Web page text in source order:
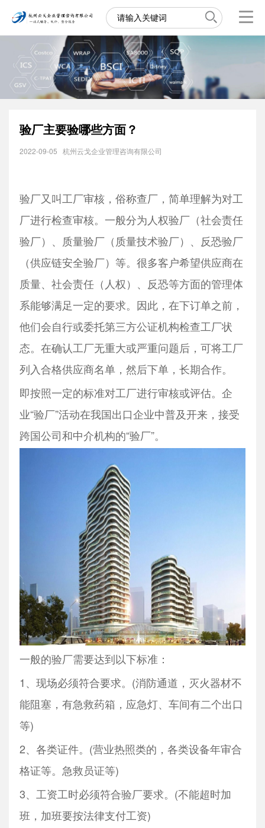
验厂主要验哪些方面？
2022-09-05 杭州云戈企业管理咨询有限公司
验厂又叫工厂审核，俗称查厂，简单理解为对工
厂进行检查审核。一般分为人权验厂（社会责任
验厂）、质量验厂（质量技术验厂）、反恐验厂
（供应链安全验厂）等。很多客户希望供应商在
质量、社会责任（人权）、反恐等方面的管理体
系能够满足一定的要求。因此，在下订单之前，
他们会自行或委托第三方公证机构检查工厂状
态。在确认工厂无重大或严重问题后，可将工厂
列入合格供应商名单，然后下单，长期合作。
即按照一定的标准对工厂进行审核或评估。企
业“验厂”活动在我国出口企业中普及开来，接受
跨国公司和中介机构的“验厂”。
一般的验厂需要达到以下标准：
1、现场必须符合要求。(消防通道，灭火器材不
能阻塞，有急救药箱，应急灯、车间有二个出口
等)
2、各类证件。(营业热照类的，各类设备年审合
格证等。急救员证等)
3、工资工时必须符合验厂要求。(不能超时加
班，加班要按法律支付工资)